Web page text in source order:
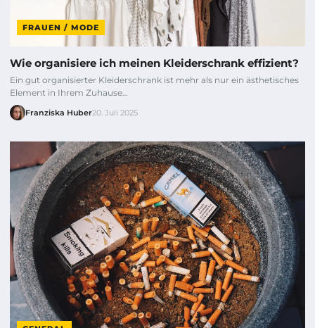
FRAUEN / MODE
Wie organisiere ich meinen Kleiderschrank effizient?
Ein gut organisierter Kleiderschrank ist mehr als nur ein ästhetisches
Element in Ihrem Zuhause…
Franziska Huber20. Juli 2025